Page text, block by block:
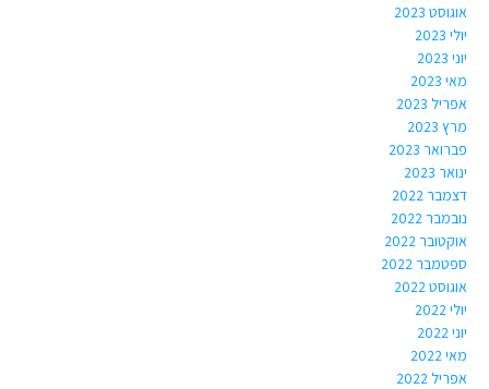
אוגוסט 2023
יולי 2023
יוני 2023
מאי 2023
אפריל 2023
מרץ 2023
פברואר 2023
ינואר 2023
דצמבר 2022
נובמבר 2022
אוקטובר 2022
ספטמבר 2022
אוגוסט 2022
יולי 2022
יוני 2022
מאי 2022
אפריל 2022